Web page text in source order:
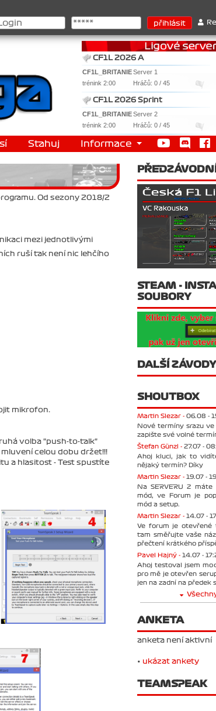
konstruktérů : 1. Ferrari . 2. Williams , 3.
CF1L 2026 A
CF1L_BRITANIEServer 1
trénink 2:00
Hráčů: 0 / 45
CF1L 2026 Sprint
CF1L_BRITANIEServer 2
trénink 2:00
Hráčů: 0 / 45
Stahuj Informace
Od sezony 2018/2
mezi jednotlivými
ruší tak není nic lehčího
mikrofon.
volba "push-to-talk"
celou dobu držet!!!
a hlasitost - Test spustíte
STEAM -
SOUBORY
DALŠÍ ZÁVODY
SHOUTBOX
Martin Slezar - 06.08 -
Nové termíny srazu ve
zapište své volné
Štefan Günzl - 27.07 -
Ahoj kluci, jak to
nějaký termín? Díky
Martin Slezar - 19.07 -
Na SERVERU 2
mód, ve Forum je
mód a setup.
Martin Slezar - 14.07 -
Ve forum je otevřené
tam směřujte vaše
přečtení krátkého
Pavel Hajný - 14.07 -
Ahoj testoval jsem
pro mě je otevřen
jen na zadní na předek
ANKETA
anketa není aktivní
• ukázat ankety
TEAMSPEAK